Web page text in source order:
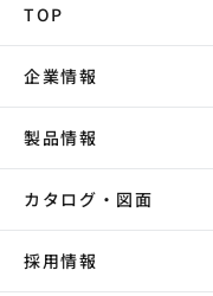
TOP
企業情報
製品情報
カタログ・図面
採用情報